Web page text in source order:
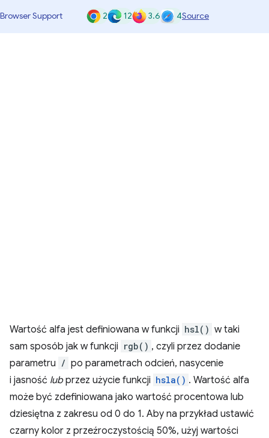
Browser Support 2 12 3.6 4Source
Wartość alfa jest definiowana w funkcji hsl() w taki
sam sposób jak w funkcji rgb() , czyli przez dodanie
parametru / po parametrach odcień, nasycenie
i jasność lubprzez użycie funkcji hsla() . Wartość alfa
może być zdefiniowana jako wartość procentowa lub
dziesiętna z zakresu od 0 do 1. Aby na przykład ustawić
czarny kolor z przeźroczystością 50%, użyj wartości